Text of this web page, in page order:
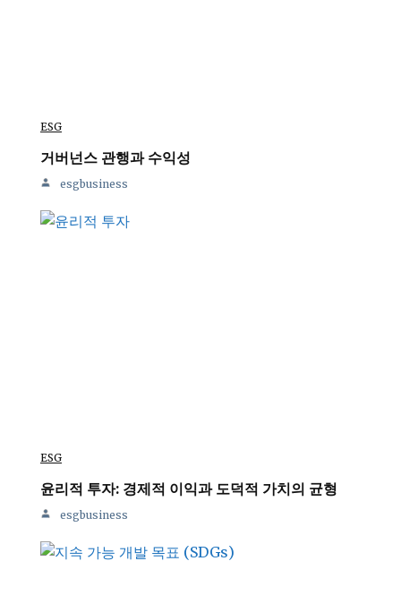
ESG
거버넌스 관행과 수익성
esgbusiness
ESG
윤리적 투자: 경제적 이익과 도덕적 가치의 균형
esgbusiness